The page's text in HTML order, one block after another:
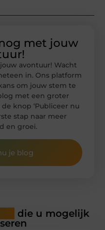
met jouw
avontuur! Wacht
in. Ons platform
om jouw stem te
met een groter
knop ‘Publiceer nu
stap naar meer
en groei.
je blog
die u mogelijk